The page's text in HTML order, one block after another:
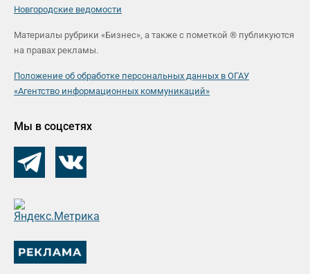
Новгородские ведомости
Материалы рубрики «Бизнес», а также с пометкой ® публикуются
на правах рекламы.
Положение об обработке персональных данных в ОГАУ
«Агентство информационных коммуникаций»
Мы в соцсетях